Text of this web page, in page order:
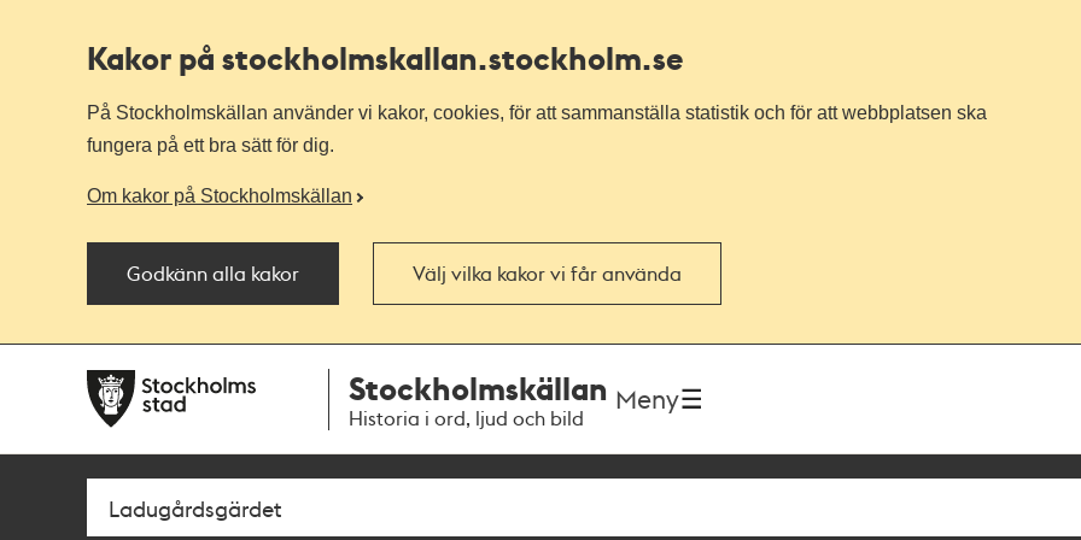
Kakor på stockholmskallan.stockholm.se
På Stockholmskällan använder vi kakor, cookies, för att sammanställa statistik och för att webbplatsen ska
fungera på ett bra sätt för dig.
Om kakor på Stockholmskällan
Godkänn alla kakor Välj vilka kakor vi får använda
navigationen
huvudinnehållet
Stockholmskällan
Historia i ord, ljud och bild
Meny
SökFritextsök